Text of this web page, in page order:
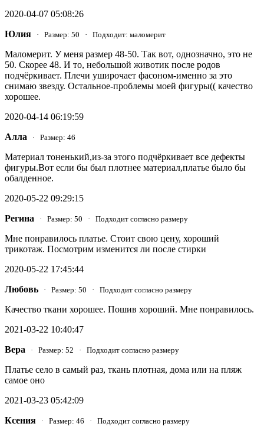
2020-04-07 05:08:26
Юлия · Размер: 50 · Подходит: маломерит
Маломерит. У меня размер 48-50. Так вот, однозначно, это не
50. Скорее 48. И то, небольшой животик после родов
подчёркивает. Плечи уширочает фасоном-именно за это
снимаю звезду. Остальное-проблемы моей фигуры(( качество
хорошее.
2020-04-14 06:19:59
Алла · Размер: 46
Материал тоненький,из-за этого подчёркивает все дефекты
фигуры.Вот если бы был плотнее материал,платье было бы
обалденное.
2020-05-22 09:29:15
Регина · Размер: 50 · Подходит согласно размеру
Мне понравилось платье. Стоит свою цену, хороший
трикотаж. Посмотрим изменится ли после стирки
2020-05-22 17:45:44
Любовь · Размер: 50 · Подходит согласно размеру
Качество ткани хорошее. Пошив хороший. Мне понравилось.
2021-03-22 10:40:47
Вера · Размер: 52 · Подходит согласно размеру
Платье село в самый раз, ткань плотная, дома или на пляж
самое оно
2021-03-23 05:42:09
Ксения · Размер: 46 · Подходит согласно размеру